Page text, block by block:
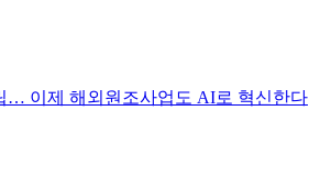
… 이제 해외원조사업도 AI로 혁신한다